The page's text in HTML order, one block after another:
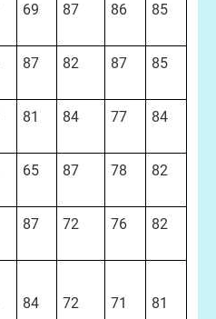
69 87 86 85
87 82 87 85
81 84 77 84
65 87 78 82
87 72 76 82
84 72 71 81